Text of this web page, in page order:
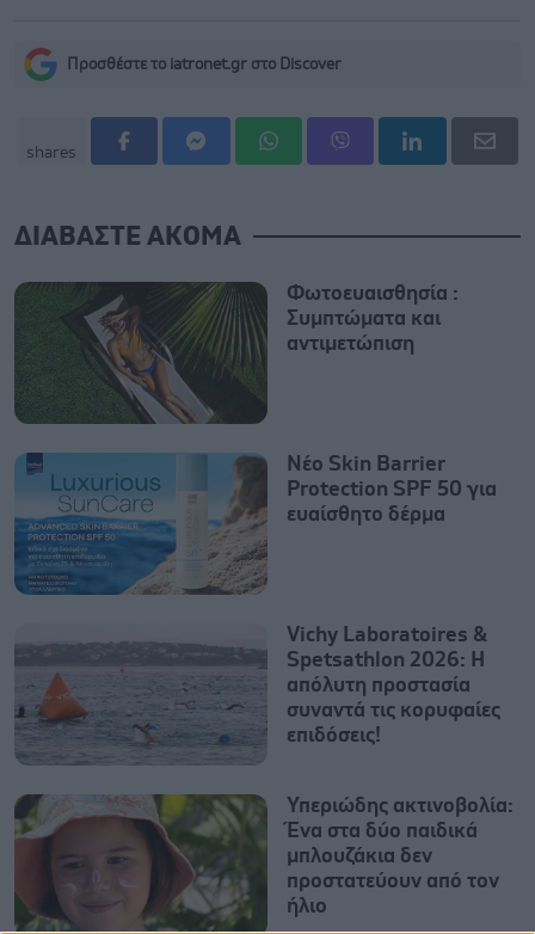
Προσθέστε το iatronet.gr στο Discover
shares
ΔΙΑΒΑΣΤΕ ΑΚΟΜΑ
Φωτοευαισθησία :
Συμπτώματα και
αντιμετώπιση
Νέο Skin Barrier
Protection SPF 50 για
ευαίσθητο δέρμα
Vichy Laboratoires &
Spetsathlon 2026: Η
απόλυτη προστασία
συναντά τις κορυφαίες
επιδόσεις!
Υπεριώδης ακτινοβολία:
Ένα στα δύο παιδικά
μπλουζάκια δεν
προστατεύουν από τον
ήλιο